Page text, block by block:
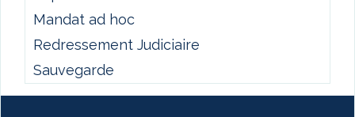
Mandat ad hoc
Redressement Judiciaire
Sauvegarde